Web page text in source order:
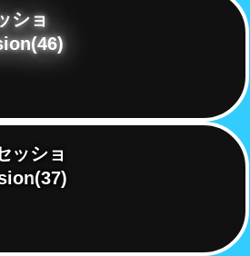
ショ
(46)
ッショ
(37)